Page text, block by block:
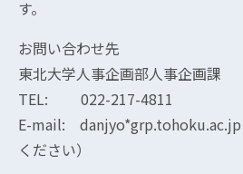
す。
お問い合わせ先
東北大学人事企画部人事企画課
TEL: 022-217-4811
E-mail: danjyo*grp.tohoku.ac.jp
ください）